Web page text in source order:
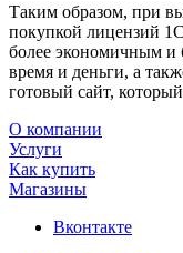
Таким образом, при
покупкой лицензий
более экономичным и
время и деньги, а
готовый сайт,
О компании
Услуги
Как купить
Магазины
Вконтакте